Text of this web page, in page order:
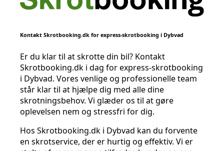
Kontakt Skrotbooking.dk for express-skrotbooking i Dybvad
Er du klar til at skrotte din bil? Kontakt
Skrotbooking.dk i dag for express-skrotbooking
i Dybvad. Vores venlige og professionelle team
står klar til at hjælpe dig med alle dine
skrotningsbehov. Vi glæder os til at gøre
oplevelsen nem og stressfri for dig.
Hos Skrotbooking.dk i Dybvad kan du forvente
en skrotservice, der er hurtig og effektiv. Vi er